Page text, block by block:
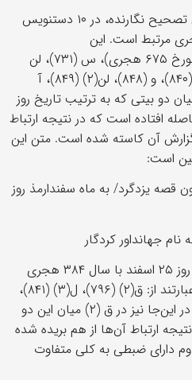
از میان پانزده دستنویس اساس تصحیح نگارنده، در ۱۰ دستنویس
اسفند با سال ۴۰۰ هجری مرتبط است. این
دستنویس‌ها(۲) عبارتند از: ل (مورخ ۶۷۵ هجری)، س (۷۳۱)، لن
(۷۲۳)، ق (۷۴۱)، ک (۷۵۲)، لی (۸۴۰)، و (۸۴۸)، لن(۲) (۸۴۹)، آ
در و میان دو بیتی که به ترتیب تاریخ روز
را دارند، ۴۴ بیت فاصله افتاده است که در نتیجه ارتباط
آن کاسته شده است. متن این
است:
یزدگرد/ به ماه سفندارمذ روز
جهانداور کردگار
در مقابل در ۴ دستنویس تاریخ روز ۲۵ اسفند با سال ۳۸۴ هجری
مرتبط است. این دستنویس‌ها عبارتند از: ق(۲) (۷۹۶)، ل(۳) (۸۴۱)،
ب (۸۹۴)، و س (۲) (۹۰۳). ولی در این‌جا نیز در ق (۲) میان این دو
نتیجه ارتباط آن‌ها از هم بریده شده
در ل (۳) بیت دوم دارای ضبطی به کلی متفاوت